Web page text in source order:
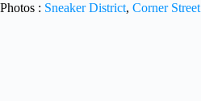
Photos : Sneaker District, Corner Street